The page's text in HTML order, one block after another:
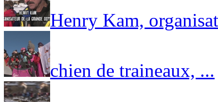
Henry Kam,
chien de traineaux, ...